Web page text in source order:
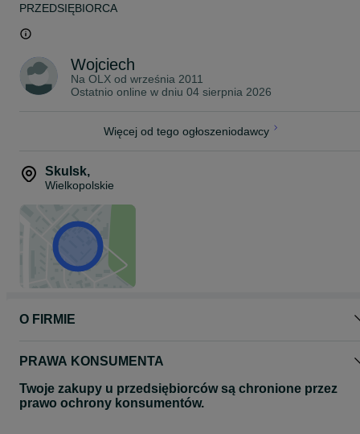
PRZEDSIĘBIORCA
Wojciech
Na OLX od września 2011
Ostatnio online w dniu 04 sierpnia 2026
Więcej od tego ogłoszeniodawcy
Skulsk,
Wielkopolskie
O FIRMIE
PRAWA KONSUMENTA
Twoje zakupy u przedsiębiorców są chronione przez
prawo ochrony konsumentów.